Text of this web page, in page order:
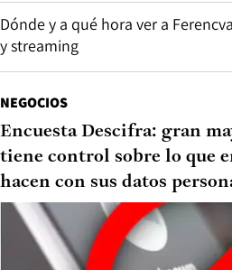
Dónde y a qué hora ver a
y streaming
NEGOCIOS
Encuesta Descifra: gran
tiene control sobre lo que
hacen con sus datos